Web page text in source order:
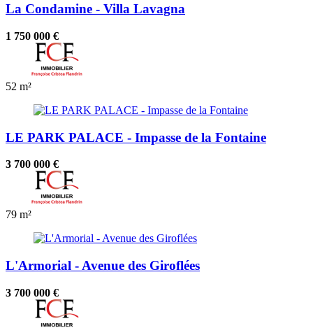
La Condamine - Villa Lavagna
1 750 000 €
52 m²
LE PARK PALACE - Impasse de la Fontaine
3 700 000 €
79 m²
L'Armorial - Avenue des Giroflées
3 700 000 €